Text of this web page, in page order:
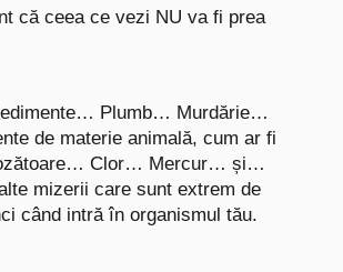
că ceea ce vezi NU va fi prea
Plumb… Murdărie…
de materie animală, cum ar fi
Clor… Mercur… și…
mizerii care sunt extrem de
când intră în organismul tău.